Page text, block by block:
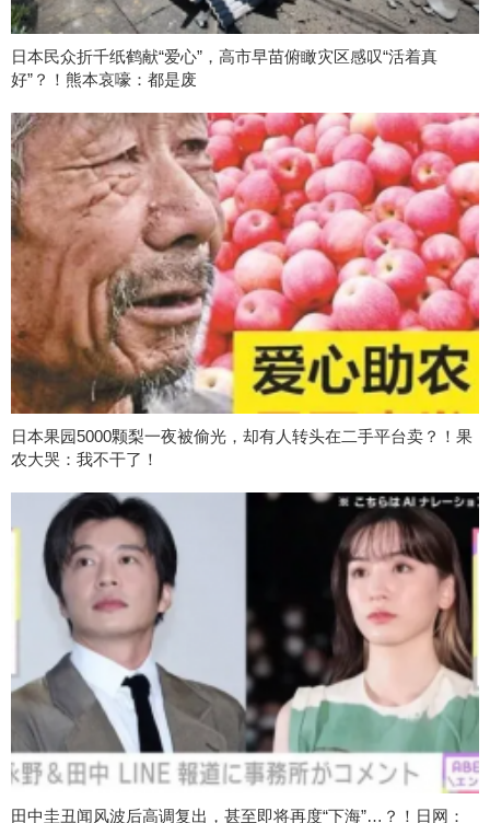
日本民众折千纸鹤献“爱心”，高市早苗俯瞰灾区感叹“活着真
好”？！熊本哀嚎：都是废
日本果园5000颗梨一夜被偷光，却有人转头在二手平台卖？！果
农大哭：我不干了！
田中圭丑闻风波后高调复出，甚至即将再度“下海”…？！日网：